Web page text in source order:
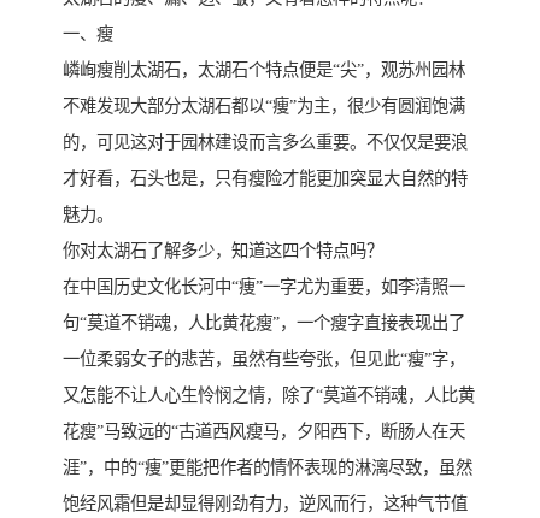
一、瘦
嶙峋瘦削太湖石，太湖石个特点便是“尖”，观苏州园林
不难发现大部分太湖石都以“痩”为主，很少有圆润饱满
的，可见这对于园林建设而言多么重要。不仅仅是要浪
才好看，石头也是，只有瘦险才能更加突显大自然的特
魅力。
你对太湖石了解多少，知道这四个特点吗？
在中国历史文化长河中“痩”一字尤为重要，如李清照一
句“莫道不销魂，人比黄花瘦”，一个瘦字直接表现出了
一位柔弱女子的悲苦，虽然有些夸张，但见此“瘦”字，
又怎能不让人心生怜悯之情，除了“莫道不销魂，人比黄
花瘦”马致远的“古道西风瘦马，夕阳西下，断肠人在天
涯”，中的“痩”更能把作者的情怀表现的淋漓尽致，虽然
饱经风霜但是却显得刚劲有力，逆风而行，这种气节值